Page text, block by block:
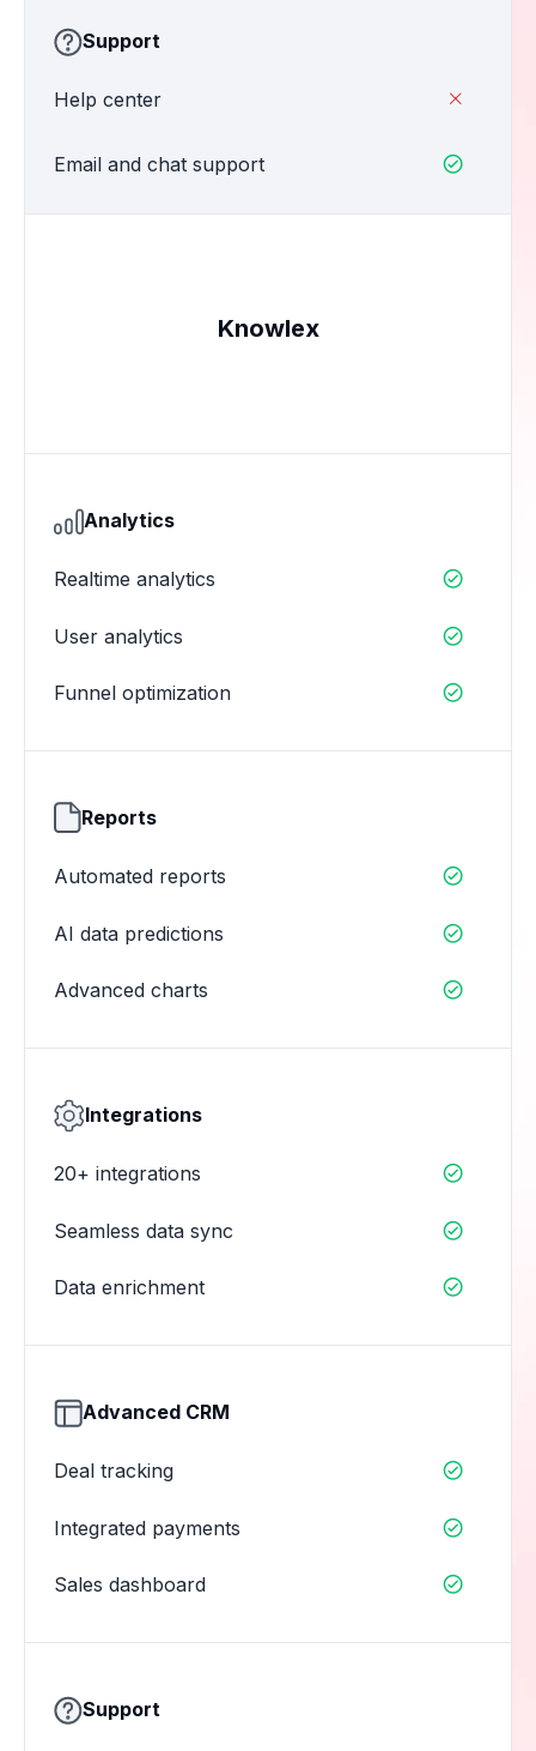
Support
Help center 
Email and chat support 
Knowlex
Analytics
Realtime analytics 
User analytics 
Funnel optimization 
Reports
Automated reports 
AI data predictions 
Advanced charts 
Integrations
20+ integrations 
Seamless data sync 
Data enrichment 
Advanced CRM
Deal tracking 
Integrated payments 
Sales dashboard 
Support